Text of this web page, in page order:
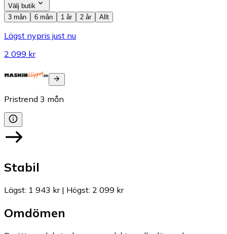
Välj butik
3 mån
6 mån 1 år 2 år Allt
Lägst nypris just nu
2 099 kr
Pristrend 3 mån
Stabil
Lägst: 1 943 kr| Högst: 2 099 kr
Omdömen